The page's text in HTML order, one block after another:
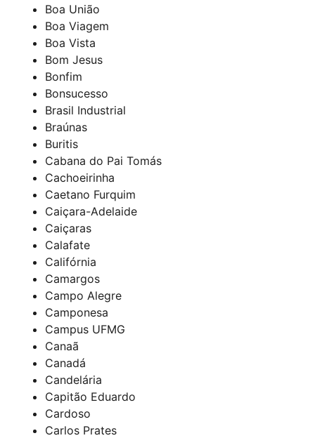
Boa União
Boa Viagem
Boa Vista
Bom Jesus
Bonfim
Bonsucesso
Brasil Industrial
Braúnas
Buritis
Cabana do Pai Tomás
Cachoeirinha
Caetano Furquim
Caiçara-Adelaide
Caiçaras
Calafate
Califórnia
Camargos
Campo Alegre
Camponesa
Campus UFMG
Canaã
Canadá
Candelária
Capitão Eduardo
Cardoso
Carlos Prates